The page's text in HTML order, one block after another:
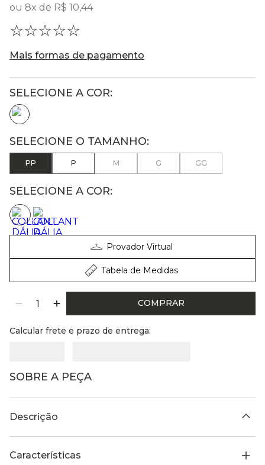
ou 8x de R$ 10,44
☆☆☆☆☆
Mais formas de pagamento
PP P M G GG
SELECIONE A COR:
Provador Virtual
Tabela de Medidas
COMPRAR
Calcular frete e prazo de entrega:
SOBRE A PEÇA
Descrição
Características